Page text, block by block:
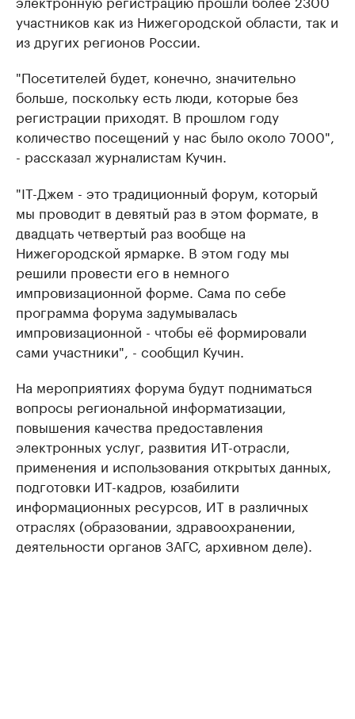
участников как из Нижегородской области, так и
из других регионов России.
"Посетителей будет, конечно, значительно
больше, поскольку есть люди, которые без
регистрации приходят. В прошлом году
количество посещений у нас было около 7000",
- рассказал журналистам Кучин.
"IT-Джем - это традиционный форум, который
мы проводит в девятый раз в этом формате, в
двадцать четвертый раз вообще на
Нижегородской ярмарке. В этом году мы
решили провести его в немного
импровизационной форме. Сама по себе
программа форума задумывалась
импровизационной - чтобы её формировали
сами участники", - сообщил Кучин.
На мероприятиях форума будут подниматься
вопросы региональной информатизации,
повышения качества предоставления
электронных услуг, развития ИТ-отрасли,
применения и использования открытых данных,
подготовки ИТ-кадров, юзабилити
информационных ресурсов, ИТ в различных
отраслях (образовании, здравоохранении,
деятельности органов ЗАГС, архивном деле).